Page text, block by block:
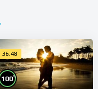
36:48
100%